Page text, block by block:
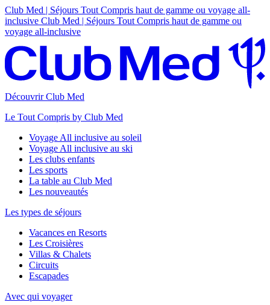
Club Med | Séjours Tout Compris haut de gamme ou voyage all-
inclusive Club Med | Séjours Tout Compris haut de gamme ou
voyage all-inclusive
Découvrir Club Med
Le Tout Compris by Club Med
Voyage All inclusive au soleil
Voyage All inclusive au ski
Les clubs enfants
Les sports
La table au Club Med
Les nouveautés
Les types de séjours
Vacances en Resorts
Les Croisières
Villas & Chalets
Circuits
Escapades
Avec qui voyager